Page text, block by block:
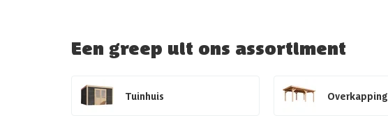
Een greep uit ons assortiment
Tuinhuis Overkapping